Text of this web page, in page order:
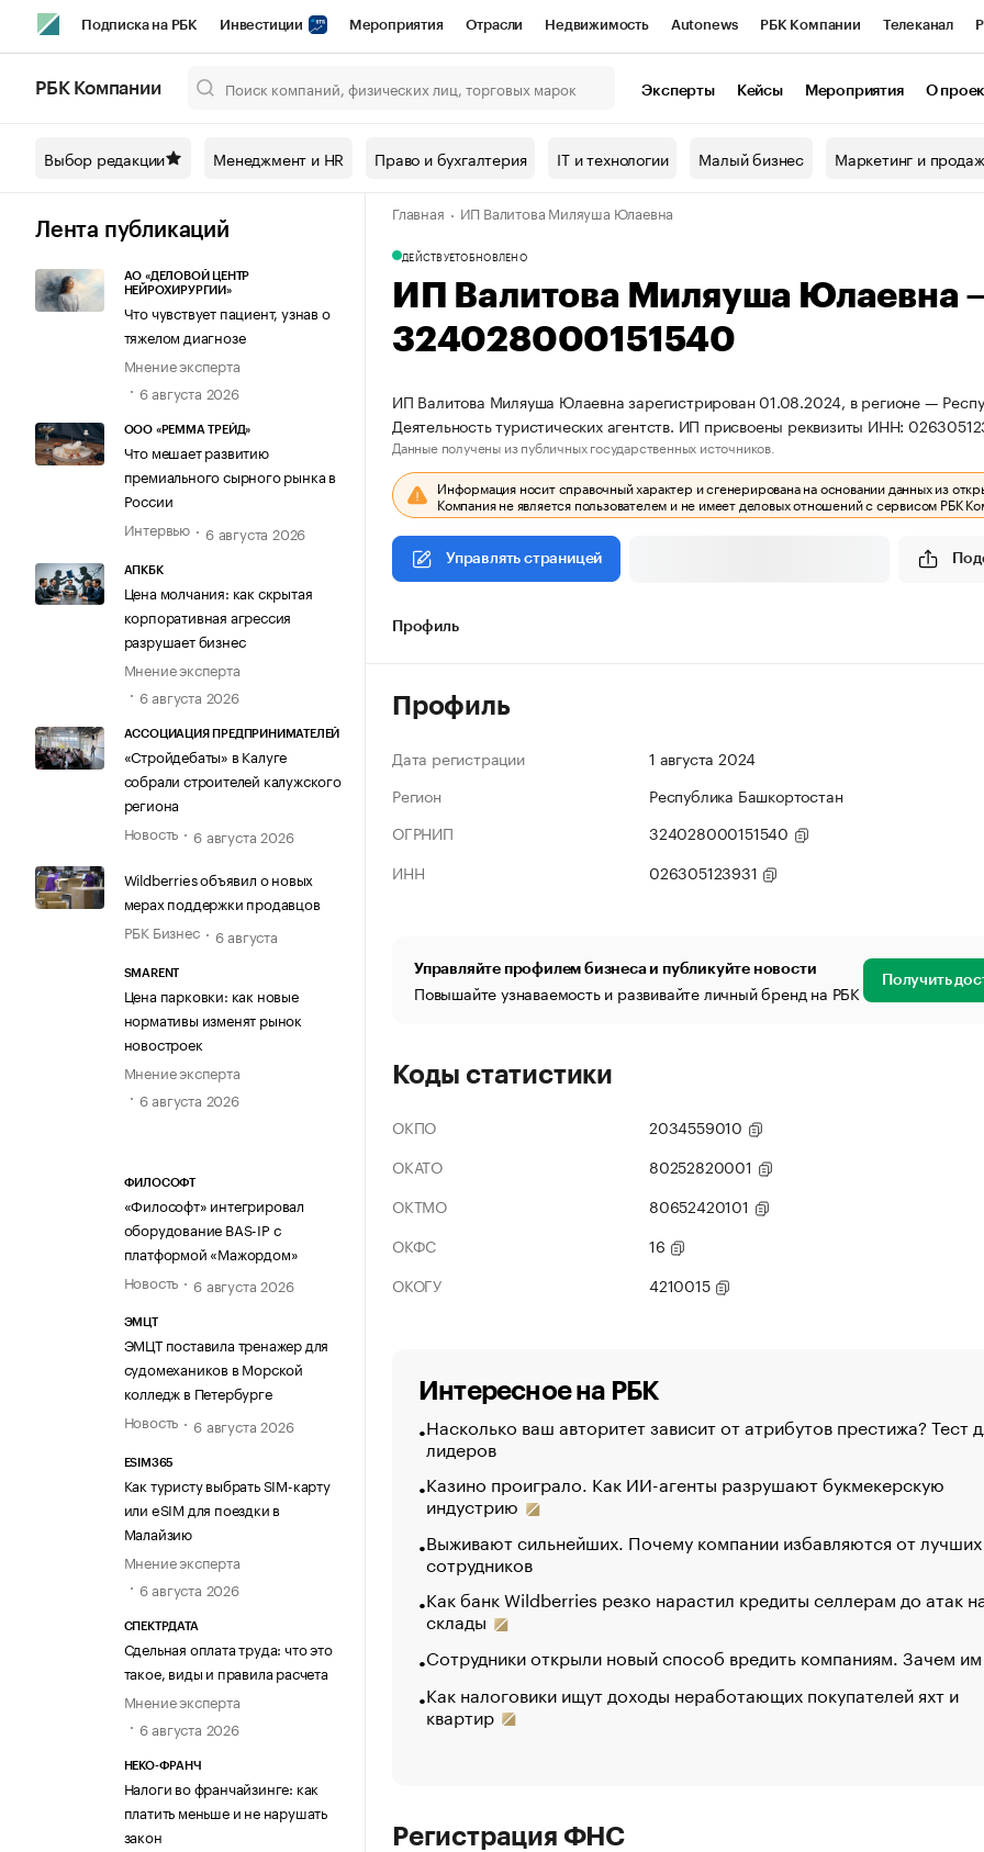
Подписка на РБК Инвестиции Мероприятия Отрасли Недвижимость Autonews РБК Компании Телеканал
Спецпроекты СПб Конференции СПб Спецпроекты Проверка контрагентов
Технологии и медиа Рынок наличной валюты
РБК Компании Эксперты Кейсы Мероприятия О
Выбор редакции Менеджмент и HR Право и бухгалтерия IT и технологии Малый бизнес Маркетинг и
Лента публикаций
АО «ДЕЛОВОЙ ЦЕНТР
НЕЙРОХИРУРГИИ»
Что чувствует пациент, узнав о
тяжелом диагнозе
Мнение эксперта
6 августа 2026
ООО «РЕММА ТРЕЙД»
Что мешает развитию
премиального сырного рынка в
России
Интервью
6 августа 2026
АПКБК
Цена молчания: как скрытая
корпоративная агрессия
разрушает бизнес
Мнение эксперта
6 августа 2026
АССОЦИАЦИЯ ПРЕДПРИНИМАТЕЛЕЙ
«Стройдебаты» в Калуге
собрали строителей калужского
региона
Новость
6 августа 2026
Wildberries объявил о новых
мерах поддержки продавцов
РБК Бизнес
6 августа
SMARENT
Цена парковки: как новые
нормативы изменят рынок
новостроек
Мнение эксперта
6 августа 2026
ФИЛОСОФТ
«Философт» интегрировал
оборудование BAS-IP с
платформой «Мажордом»
Новость
6 августа 2026
ЭМЦТ
ЭМЦТ поставила тренажер для
судомехаников в Морской
колледж в Петербурге
Новость
6 августа 2026
ESIM365
Как туристу выбрать SIM-карту
или eSIM для поездки в
Малайзию
Мнение эксперта
6 августа 2026
СПЕКТРДАТА
Сдельная оплата труда: что это
такое, виды и правила расчета
Мнение эксперта
6 августа 2026
НЕКО-ФРАНЧ
Налоги во франчайзинге: как
платить меньше и не нарушать
закон
Главная ИП Валитова Миляуша Юлаевна
ДЕЙСТВУЕТОБНОВЛЕНО
ИП Валитова Миляуша
324028000151540
ИП Валитова Миляуша Юлаевна зарегистрирован 01.08.2024, в регионе —
Деятельность туристических агентств. ИП присвоены реквизиты ИНН:
Данные получены из публичных государственных источников.
Информация носит справочный характер и сгенерирована на основании данных из
Компания не является пользователем и не имеет деловых отношений с сервисом РБК
Управлять страницей
Профиль
Профиль
Дата регистрации
1 августа 2024
Регион
Республика Башкортостан
ОГРНИП
324028000151540
ИНН
026305123931
Управляйте профилем бизнеса и публикуйте новости
Повышайте узнаваемость и развивайте личный бренд на РБК Получить
Коды статистики
ОКПО
2034559010
ОКАТО
80252820001
ОКТМО
80652420101
ОКФС
16
ОКОГУ
4210015
Интересное на РБК
Насколько ваш авторитет зависит от атрибутов престижа? Тест
лидеров
Казино проиграло. Как ИИ-агенты разрушают букмекерскую
индустрию
Выживают сильнейших. Почему компании избавляются от лучших
сотрудников
Как банк Wildberries резко нарастил кредиты селлерам до атак
склады
Сотрудники открыли новый способ вредить компаниям. Зачем
Как налоговики ищут доходы неработающих покупателей яхт и
квартир
Регистрация ФНС